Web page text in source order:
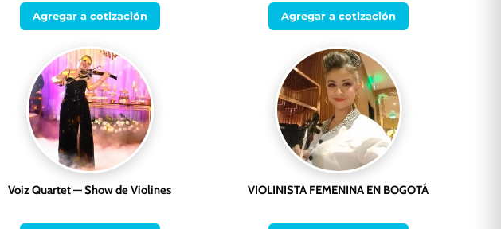
Agregar a cotización Agregar a cotización
Voiz Quartet — Show de Violines VIOLINISTA FEMENINA EN BOGOTÁ